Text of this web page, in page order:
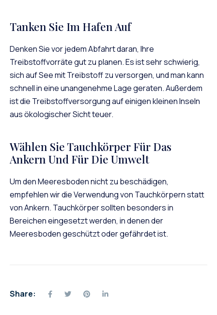
Tanken Sie Im Hafen Auf
Denken Sie vor jedem Abfahrt daran, Ihre
Treibstoffvorräte gut zu planen. Es ist sehr schwierig,
sich auf See mit Treibstoff zu versorgen, und man kann
schnell in eine unangenehme Lage geraten. Außerdem
ist die Treibstoffversorgung auf einigen kleinen Inseln
aus ökologischer Sicht teuer.
Wählen Sie Tauchkörper Für Das
Ankern Und Für Die Umwelt
Um den Meeresboden nicht zu beschädigen,
empfehlen wir die Verwendung von Tauchkörpern statt
von Ankern. Tauchkörper sollten besonders in
Bereichen eingesetzt werden, in denen der
Meeresboden geschützt oder gefährdet ist.
Share: